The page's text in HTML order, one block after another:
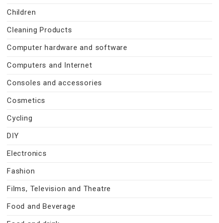
Children
Cleaning Products
Computer hardware and software
Computers and Internet
Consoles and accessories
Cosmetics
Cycling
DIY
Electronics
Fashion
Films, Television and Theatre
Food and Beverage